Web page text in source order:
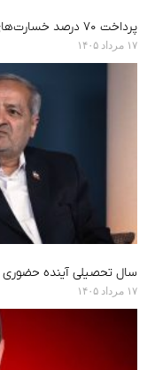
پرداخت ۷۰ درصد خسارت‌های جنگ
۱۷ مرداد ۱۴۰۵
سال تحصیلی آینده
۱۷ مرداد ۱۴۰۵